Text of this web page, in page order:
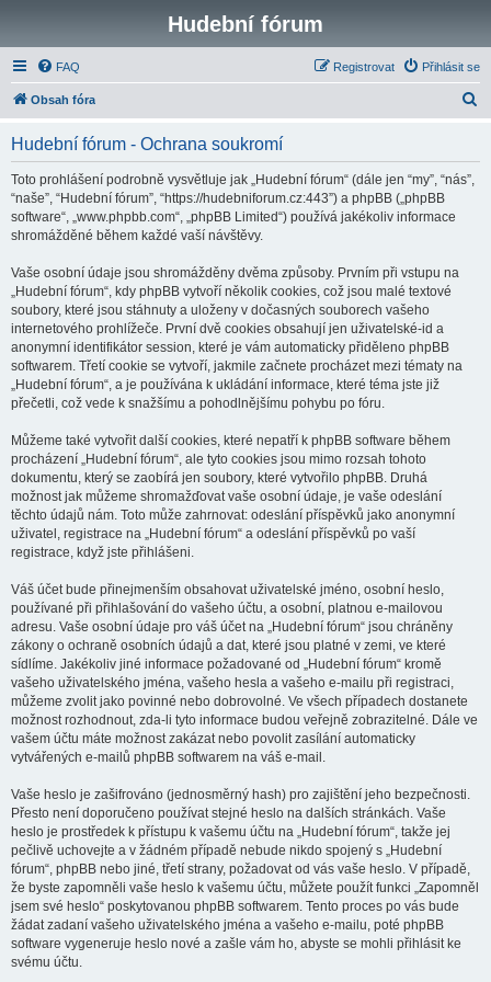
Hudební fórum
FAQ Přihlásit se
Registrovat
Obsah fóra
Hudební fórum - Ochrana soukromí
Toto prohlášení podrobně vysvětluje jak „Hudební fórum“ (dále jen “my”, “nás”,
“naše”, “Hudební fórum”, “https://hudebniforum.cz:443”) a phpBB („phpBB
software“, „www.phpbb.com“, „phpBB Limited“) používá jakékoliv informace
shromážděné během každé vaší návštěvy.
Vaše osobní údaje jsou shromážděny dvěma způsoby. Prvním při vstupu na
„Hudební fórum“, kdy phpBB vytvoří několik cookies, což jsou malé textové
soubory, které jsou stáhnuty a uloženy v dočasných souborech vašeho
internetového prohlížeče. První dvě cookies obsahují jen uživatelské-id a
anonymní identifikátor session, které je vám automaticky přiděleno phpBB
softwarem. Třetí cookie se vytvoří, jakmile začnete procházet mezi tématy na
„Hudební fórum“, a je používána k ukládání informace, které téma jste již
přečetli, což vede k snažšímu a pohodlnějšímu pohybu po fóru.
Můžeme také vytvořit další cookies, které nepatří k phpBB software během
procházení „Hudební fórum“, ale tyto cookies jsou mimo rozsah tohoto
dokumentu, který se zaobírá jen soubory, které vytvořilo phpBB. Druhá
možnost jak můžeme shromažďovat vaše osobní údaje, je vaše odeslání
těchto údajů nám. Toto může zahrnovat: odeslání příspěvků jako anonymní
uživatel, registrace na „Hudební fórum“ a odeslání příspěvků po vaší
registrace, když jste přihlášeni.
Váš účet bude přinejmenším obsahovat uživatelské jméno, osobní heslo,
používané při přihlašování do vašeho účtu, a osobní, platnou e-mailovou
adresu. Vaše osobní údaje pro váš účet na „Hudební fórum“ jsou chráněny
zákony o ochraně osobních údajů a dat, které jsou platné v zemi, ve které
sídlíme. Jakékoliv jiné informace požadované od „Hudební fórum“ kromě
vašeho uživatelského jména, vašeho hesla a vašeho e-mailu při registraci,
můžeme zvolit jako povinné nebo dobrovolné. Ve všech případech dostanete
možnost rozhodnout, zda-li tyto informace budou veřejně zobrazitelné. Dále ve
vašem účtu máte možnost zakázat nebo povolit zasílání automaticky
vytvářených e-mailů phpBB softwarem na váš e-mail.
Vaše heslo je zašifrováno (jednosměrný hash) pro zajištění jeho bezpečnosti.
Přesto není doporučeno používat stejné heslo na dalších stránkách. Vaše
heslo je prostředek k přístupu k vašemu účtu na „Hudební fórum“, takže jej
pečlivě uchovejte a v žádném případě nebude nikdo spojený s „Hudební
fórum“, phpBB nebo jiné, třetí strany, požadovat od vás vaše heslo. V případě,
že byste zapomněli vaše heslo k vašemu účtu, můžete použít funkci „Zapomněl
jsem své heslo“ poskytovanou phpBB softwarem. Tento proces po vás bude
žádat zadaní vašeho uživatelského jména a vašeho e-mailu, poté phpBB
software vygeneruje heslo nové a zašle vám ho, abyste se mohli přihlásit ke
svému účtu.